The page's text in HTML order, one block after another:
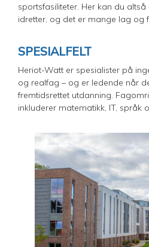
sportsfasiliteter. Her kan du
idretter, og det er mange lag og
SPESIALFELT
Heriot-Watt er spesialister på
og realfag – og er ledende når
fremtidsrettet utdanning.
inkluderer matematikk, IT, språk